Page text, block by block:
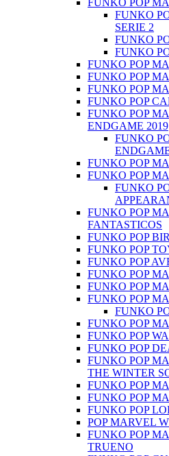
FUNKO POP
FUNKO
SERIE 2
FUNKO
FUNKO
FUNKO POP
FUNKO POP
FUNKO POP
FUNKO POP
FUNKO POP
ENDGAME 2019
FUNKO
FUNKO POP
FUNKO POP
FUNKO
FUNKO POP
FANTASTICOS
FUNKO POP
FUNKO POP
FUNKO POP
FUNKO POP
FUNKO POP
FUNKO POP
FUNKO
FUNKO POP
FUNKO POP
FUNKO POP
FUNKO POP
THE WINTER
FUNKO POP
FUNKO POP
FUNKO POP
POP MARVEL
FUNKO POP
TRUENO